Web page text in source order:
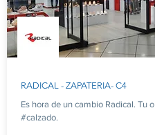
RADICAL - ZAPATERIA- C4
Es hora de un cambio Radical. Tu
#calzado.